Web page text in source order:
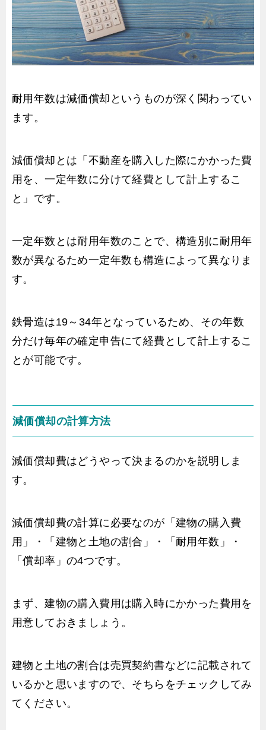
耐用年数は減価償却というものが深く関わってい
ます。
減価償却とは「不動産を購入した際にかかった費
用を、一定年数に分けて経費として計上するこ
と」です。
一定年数とは耐用年数のことで、構造別に耐用年
数が異なるため一定年数も構造によって異なりま
す。
鉄骨造は19～34年となっているため、その年数
分だけ毎年の確定申告にて経費として計上するこ
とが可能です。
減価償却の計算方法
減価償却費はどうやって決まるのかを説明しま
す。
減価償却費の計算に必要なのが「建物の購入費
用」・「建物と土地の割合」・「耐用年数」・
「償却率」の4つです。
まず、建物の購入費用は購入時にかかった費用を
用意しておきましょう。
建物と土地の割合は売買契約書などに記載されて
いるかと思いますので、そちらをチェックしてみ
てください。